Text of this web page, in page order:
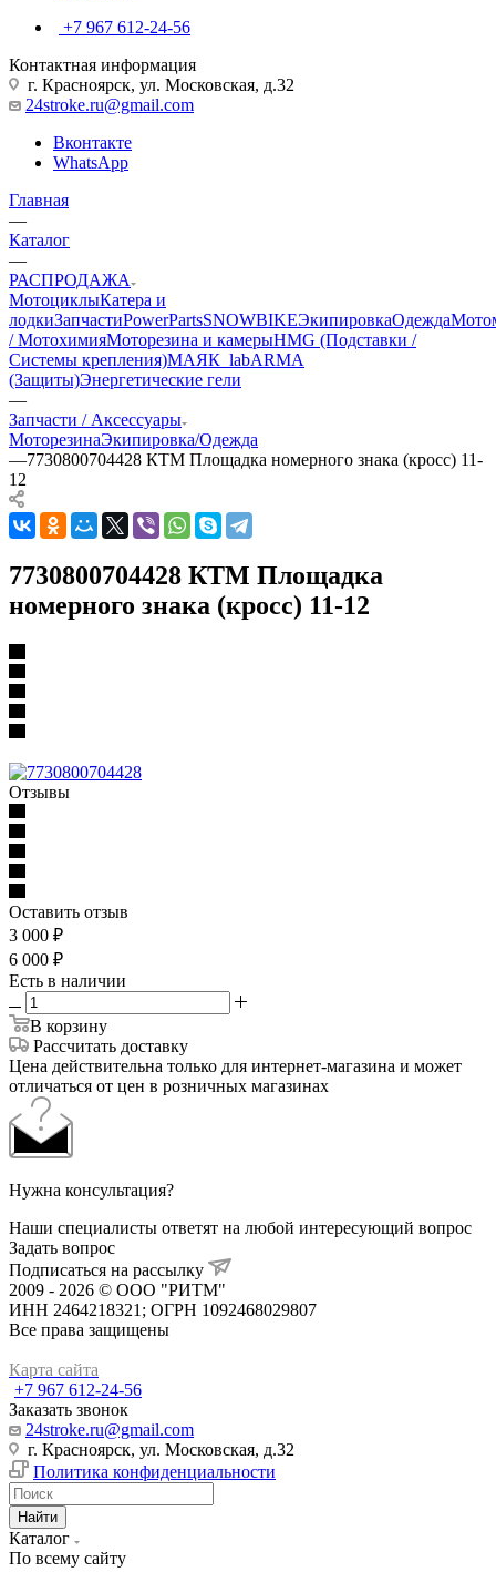
+7 967 612-24-56
Контактная информация
г. Красноярск, ул. Московская, д.32
24stroke.ru@gmail.com
Вконтакте
WhatsApp
Главная
—
Каталог
—
РАСПРОДАЖА
МотоциклыКатера и
лодкиЗапчастиPowerPartsSNOWBIKEЭкипировкаОдежда
/ МотохимияМоторезина и камерыHMG (Подставки /
Системы крепления)МАЯК_labARMA
(Защиты)Энергетические гели
—
Запчасти / Аксессуары
МоторезинаЭкипировка/Одежда
—7730800704428 КТМ Площадка номерного знака (кросс) 11-
12
7730800704428 КТМ Площадка
номерного знака (кросс) 11-12
Отзывы
Оставить отзыв
3 000 ₽
6 000 ₽
Есть в наличии
В корзину
Рассчитать доставку
Цена действительна только для интернет-магазина и может
отличаться от цен в розничных магазинах
Нужна консультация?
Наши специалисты ответят на любой интересующий вопрос
Задать вопрос
Подписаться на рассылку
2009 - 2026 © ООО "РИТМ"
ИНН 2464218321; ОГРН 1092468029807
Все права защищены
Карта сайта
+7 967 612-24-56
Заказать звонок
24stroke.ru@gmail.com
г. Красноярск, ул. Московская, д.32
Политика конфиденциальности
Найти
Каталог
По всему сайту